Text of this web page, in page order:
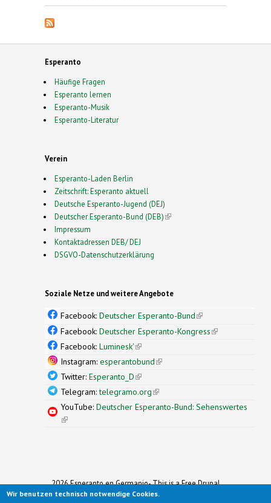
Esperanto
Häufige Fragen
Esperanto lernen
Esperanto-Musik
Esperanto-Literatur
Verein
Esperanto-Laden Berlin
Zeitschrift: Esperanto aktuell
Deutsche Esperanto-Jugend (DEJ)
Deutscher Esperanto-Bund (DEB)(link is external)
Impressum
Kontaktadressen DEB/ DEJ
DSGVO-Datenschutzerklärung
Soziale Netze und weitere Angebote
Facebook: Deutscher Esperanto-Bund(link is
external)
Facebook: Deutscher Esperanto-Kongress(link is
Facebook: Luminesk'(link is external)
Instagram: esperantobund(link is external)
Twitter: Esperanto_D(link is external)
Telegram:telegramo.org(link is external)
YouTube: Deutscher Esperanto-Bund: Sehenswertes
(link is external)
2026 Esperanto en Germanio- This is a Free Drupal
Theme
Wir benutzen technisch notwendige Cookies.